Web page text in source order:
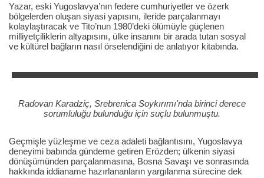
Yazar, eski Yugoslavya’nın federe cumhuriyetler ve özerk
bölgelerden oluşan siyasi yapısını, ileride parçalanmayı
kolaylaştıracak ve Tito’nun 1980’deki ölümüyle güçlenen
milliyetçiliklerin altyapısını, ülke insanını bir arada tutan sosyal
ve kültürel bağların nasıl örselendiğini de anlatıyor kitabında.
Radovan Karadziç, Srebrenica Soykırımı'nda birinci derece
sorumluluğu bulunduğu için suçlu bulunmuştu.
Geçmişle yüzleşme ve ceza adaleti bağlantısını, Yugoslavya
deneyimi babında gündeme getiren Erözden; ülkenin siyasi
dönüşümünden parçalanmasına, Bosna Savaşı ve sonrasında
hakkında iddianame hazırlananların yargılanma sürecine dek